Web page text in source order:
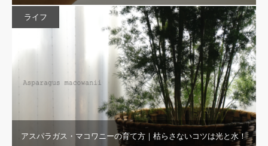
ライフ
アスパラガス・マコワニーの育て方｜枯らさないコツは光と水！